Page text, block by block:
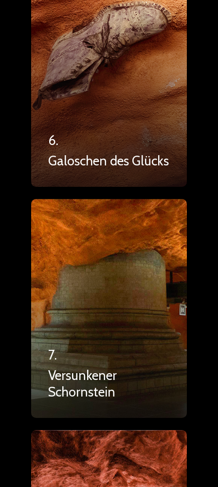
6.
Galoschen des Glücks
7.
Versunkener
Schornstein